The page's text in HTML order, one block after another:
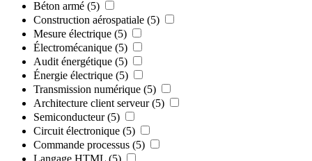
Béton armé (5)
Construction aérospatiale (5)
Mesure électrique (5)
Électromécanique (5)
Audit énergétique (5)
Énergie électrique (5)
Transmission numérique (5)
Architecture client serveur (5)
Semiconducteur (5)
Circuit électronique (5)
Commande processus (5)